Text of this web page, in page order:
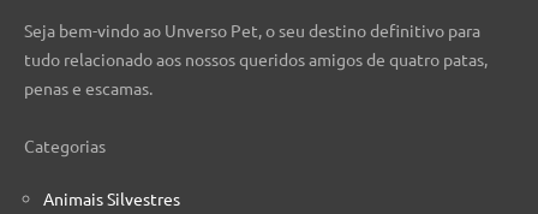
Seja bem-vindo ao Unverso Pet, o seu destino definitivo para
tudo relacionado aos nossos queridos amigos de quatro patas,
penas e escamas.
Categorias
Animais Silvestres